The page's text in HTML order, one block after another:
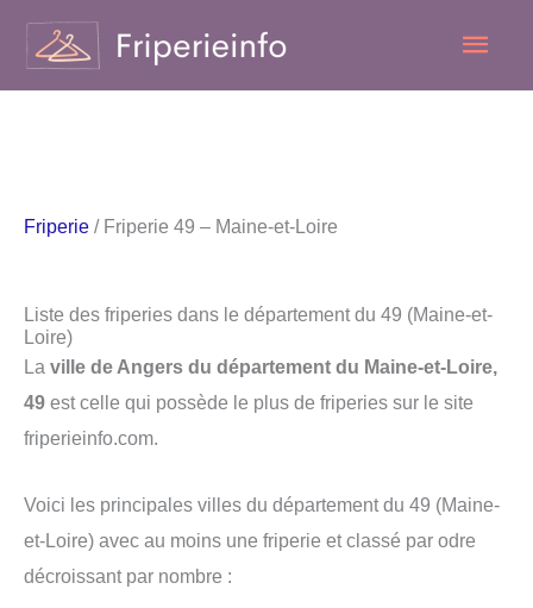
contenu
Friperie / Friperie 49 – Maine-et-Loire
Liste des friperies dans le département du 49 (Maine-et-
Loire)
La ville de Angers du département du Maine-et-Loire,
49 est celle qui possède le plus de friperies sur le site
friperieinfo.com.
Voici les principales villes du département du 49 (Maine-
et-Loire) avec au moins une friperie et classé par odre
décroissant par nombre :